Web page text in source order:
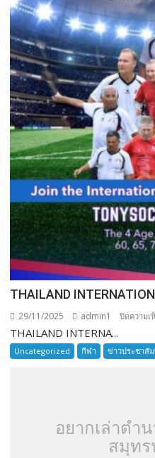
THAILAND
29/11/2025 admin1 ปิดความเ
THAILAND INTERNA...
Uncategorized กีฬา ข่าวประชาสั
อยากเล่าตำ
สมุทร